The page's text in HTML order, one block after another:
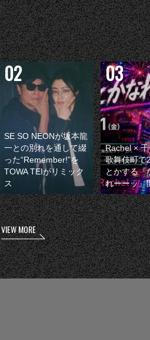
SE SO NEONが坂本龍
一との別れを通して綴
った“Remember!”を
TOWA TEIがリミック
ス
Rachel ×
歌舞伎町で
とかする『
れーーッ』
VIEW MORE